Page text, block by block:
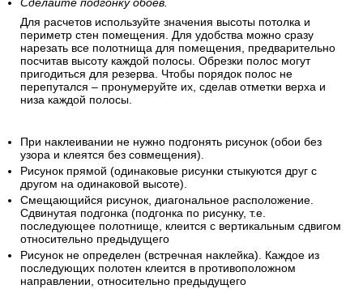
Сделайте подгонку обоев.
Для расчетов используйте значения высоты потолка и
периметр стен помещения. Для удобства можно сразу
нарезать все полотнища для помещения, предварительно
посчитав высоту каждой полосы. Обрезки полос могут
пригодиться для резерва. Чтобы порядок полос не
перепутался – пронумеруйте их, сделав отметки верха и
низа каждой полосы.
При наклеивании не нужно подгонять рисунок (обои без
узора и клеятся без совмещения).
Рисунок прямой (одинаковые рисунки стыкуются друг с
другом на одинаковой высоте).
Смещающийся рисунок, диагональное расположение.
Сдвинутая подгонка (подгонка по рисунку, т.е.
последующее полотнище, клеится с вертикальным сдвигом
относительно предыдущего
Рисунок не определен (встречная наклейка). Каждое из
последующих полотен клеится в противоположном
направлении, относительно предыдущего